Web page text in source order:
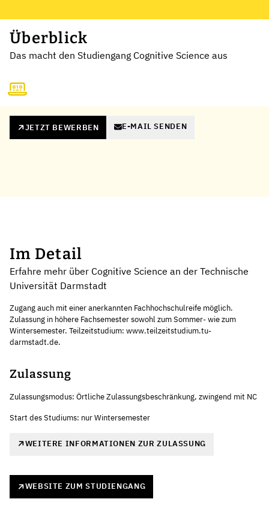
Überblick
Das macht den Studiengang Cognitive Science aus
JETZT BEWERBEN E-MAIL SENDEN
Im Detail
Erfahre mehr über Cognitive Science an der Technische
Universität Darmstadt
Zugang auch mit einer anerkannten Fachhochschulreife möglich.
Zulassung in höhere Fachsemester sowohl zum Sommer- wie zum
Wintersemester. Teilzeitstudium: www.teilzeitstudium.tu-
darmstadt.de.
Zulassung
Zulassungsmodus: Örtliche Zulassungsbeschränkung, zwingend mit NC
Start des Studiums: nur Wintersemester
WEITERE INFORMATIONEN ZUR ZULASSUNG
WEBSITE ZUM STUDIENGANG